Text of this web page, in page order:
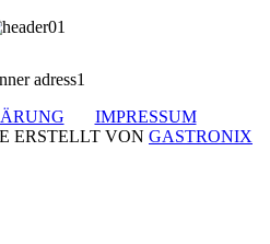
IMPRESSUM
ERSTELLT VON GASTRONIX